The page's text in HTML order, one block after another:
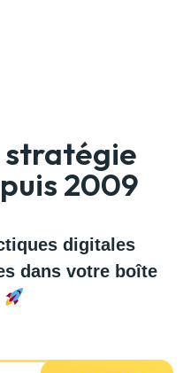
stratégie
2009
digitales
dans votre boîte